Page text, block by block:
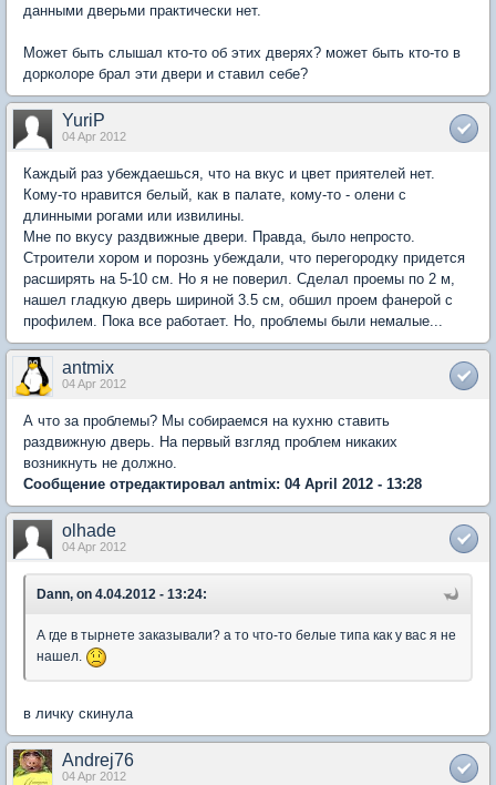
данными дверьми практически нет.
Может быть слышал кто-то об этих дверях? может быть кто-то в
дорколоре брал эти двери и ставил себе?
YuriP
04 Apr 2012
Каждый раз убеждаешься, что на вкус и цвет приятелей нет.
Кому-то нравится белый, как в палате, кому-то - олени с
длинными рогами или извилины.
Мне по вкусу раздвижные двери. Правда, было непросто.
Строители хором и порознь убеждали, что перегородку придется
расширять на 5-10 см. Но я не поверил. Сделал проемы по 2 м,
нашел гладкую дверь шириной 3.5 см, обшил проем фанерой с
профилем. Пока все работает. Но, проблемы были немалые...
antmix
04 Apr 2012
А что за проблемы? Мы собираемся на кухню ставить
раздвижную дверь. На первый взгляд проблем никаких
возникнуть не должно.
Сообщение отредактировал antmix: 04 April 2012 - 13:28
olhade
04 Apr 2012
Dann, on 4.04.2012 - 13:24:
А где в тырнете заказывали? а то что-то белые типа как у вас я не
нашел.
в личку скинула
Andrej76
04 Apr 2012